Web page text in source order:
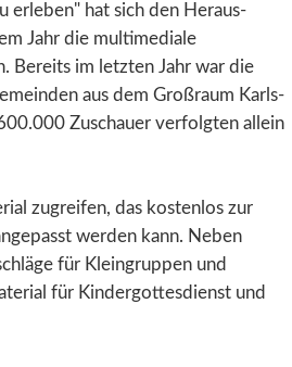
erleben" hat sich den Heraus­
Jahr die multi­mediale
Bereits im letzten Jahr war die
aus dem Groß­raum Karls­
Zuschauer verfolgten allein
zugreifen, das kosten­los zur
werden kann. Neben
für Kleingruppen und
für Kinder­gottes­dienst und